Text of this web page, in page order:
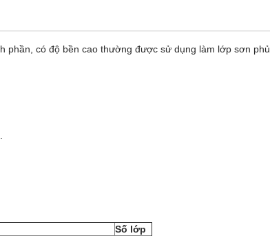
phần, có độ bền cao thường được sử dụng làm lớp sơn phủ
Số lớp